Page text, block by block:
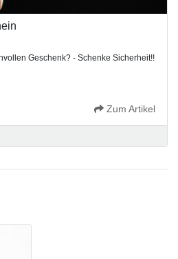
Geschenk? - Schenke Sicherheit!!
Zum Artikel